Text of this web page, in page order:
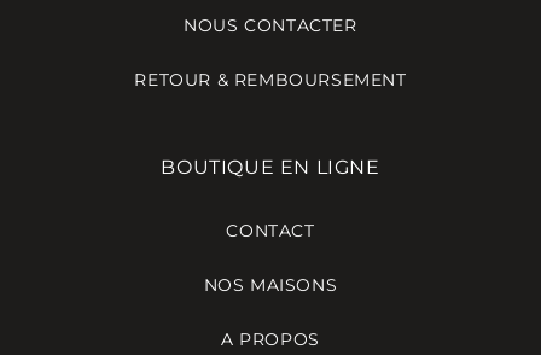
NOUS CONTACTER
RETOUR & REMBOURSEMENT
BOUTIQUE EN LIGNE
CONTACT
NOS MAISONS
A PROPOS